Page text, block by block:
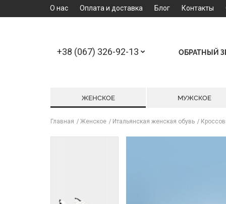
О нас Оплата и доставка Блог Контакты
+38 (067) 326-92-13 ОБРАТНЫЙ
ЖЕНСКОЕ МУЖСКОЕ
Главная Женское Итальянская женская обувь